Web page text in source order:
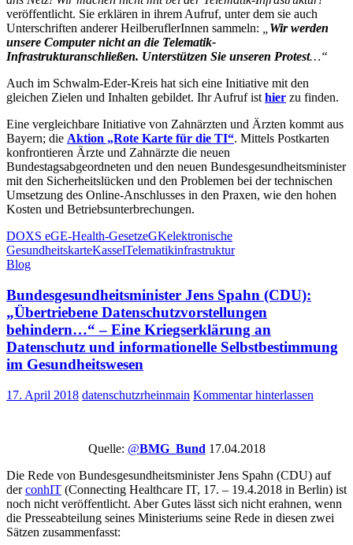
veröffentlicht. Sie erklären in ihrem Aufruf, unter dem sie auch
Unterschriften anderer HeilberuflerInnen sammeln: „Wir werden
unsere Computer nicht an die Telematik-
Infrastrukturanschließen. Unterstützen Sie unseren Protest…“
Auch im Schwalm-Eder-Kreis hat sich eine Initiative mit den
gleichen Zielen und Inhalten gebildet. Ihr Aufruf isthier zu finden.
Eine vergleichbare Initiative von Zahnärzten und Ärzten kommt aus
Bayern; die Aktion „Rote Karte für die TI“. Mittels Postkarten
konfrontieren Ärzte und Zahnärzte die neuen
Bundestagsabgeordneten und den neuen Bundesgesundheitsminister
mit den Sicherheitslücken und den Problemen bei der technischen
Umsetzung des Online-Anschlusses in den Praxen, wie den hohen
Kosten und Betriebsunterbrechungen.
DOXS eGE-Health-GesetzeGKelektronische
GesundheitskarteKasselTelematikinfrastruktur
Blog
Bundesgesundheitsminister Jens Spahn (CDU):
„Übertriebene Datenschutzvorstellungen
behindern…“ – Eine Kriegserklärung an
Datenschutz und informationelle Selbstbestimmung
im Gesundheitswesen
17. April 2018 datenschutzrheinmain Kommentar hinterlassen
Quelle: @BMG_Bund 17.04.2018
Die Rede von Bundesgesundheitsminister Jens Spahn (CDU) auf
derconhIT (Connecting Healthcare IT, 17. – 19.4.2018 in Berlin) ist
noch nicht veröffentlicht. Aber Gutes lässt sich nicht erahnen, wenn
die Presseabteilung seines Ministeriums seine Rede in diesen zwei
Sätzen zusammenfasst: